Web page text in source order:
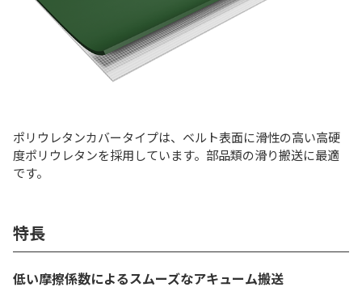
ポリウレタンカバータイプは、ベルト表面に滑性の高い高硬
度ポリウレタンを採用しています。部品類の滑り搬送に最適
です。
特長
低い摩擦係数によるスムーズなアキューム搬送